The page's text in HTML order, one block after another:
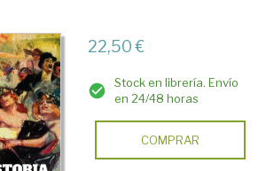
22,50 €
Stock en librería. Envío
en 24/48 horas
COMPRAR